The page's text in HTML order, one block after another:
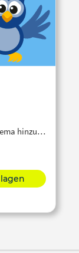
hinzu…